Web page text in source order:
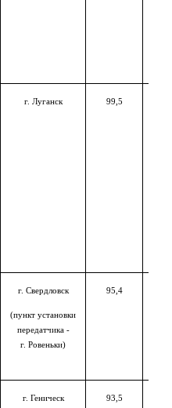
г. Луганск 99,5
г. Свердловск
(пункт установки
передатчика -
г. Ровеньки)
95,4
г. Геническ 93,5